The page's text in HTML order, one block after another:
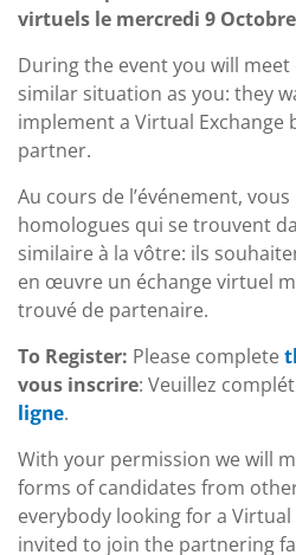
virtuels le mercredi 9
During the event you will meet
similar situation as you: they
implement a Virtual Exchange
partner.
Au cours de l’événement,
homologues qui se trouvent
similaire à la vôtre: ils
en œuvre un échange virtuel
trouvé de partenaire.
To Register: Please complete
vous inscrire: Veuillez
ligne.
With your permission we will
forms of candidates from
everybody looking for a
invited to join the partnering